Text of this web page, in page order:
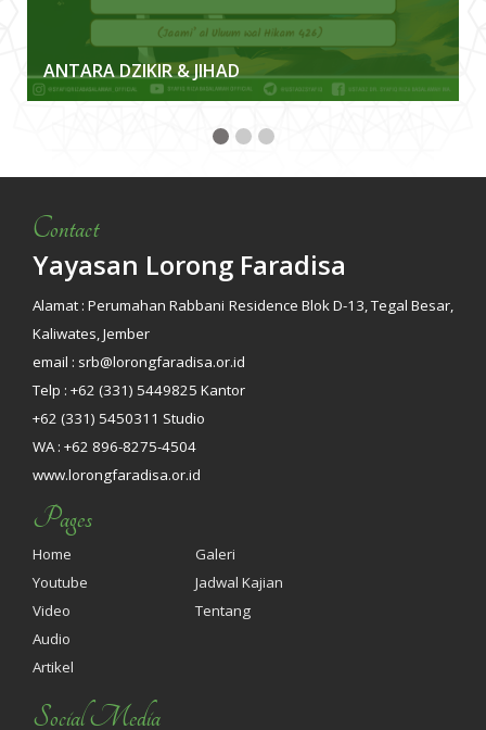
ANTARA DZIKIR & JIHAD
Contact
Yayasan Lorong Faradisa
Alamat : Perumahan Rabbani Residence Blok D-13, Tegal Besar,
Kaliwates, Jember
email : srb@lorongfaradisa.or.id
Telp : +62 (331) 5449825 Kantor
+62 (331) 5450311 Studio
WA : +62 896-8275-4504
www.lorongfaradisa.or.id
Pages
Home
Youtube
Video
Audio
Artikel
Galeri
Jadwal Kajian
Tentang
Social Media